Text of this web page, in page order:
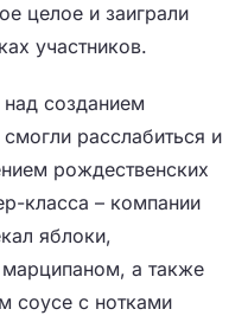
целое и заиграли
участников.
созданием
расслабиться и
рождественских
класса – компании
яблоки,
а также
соусе с нотками